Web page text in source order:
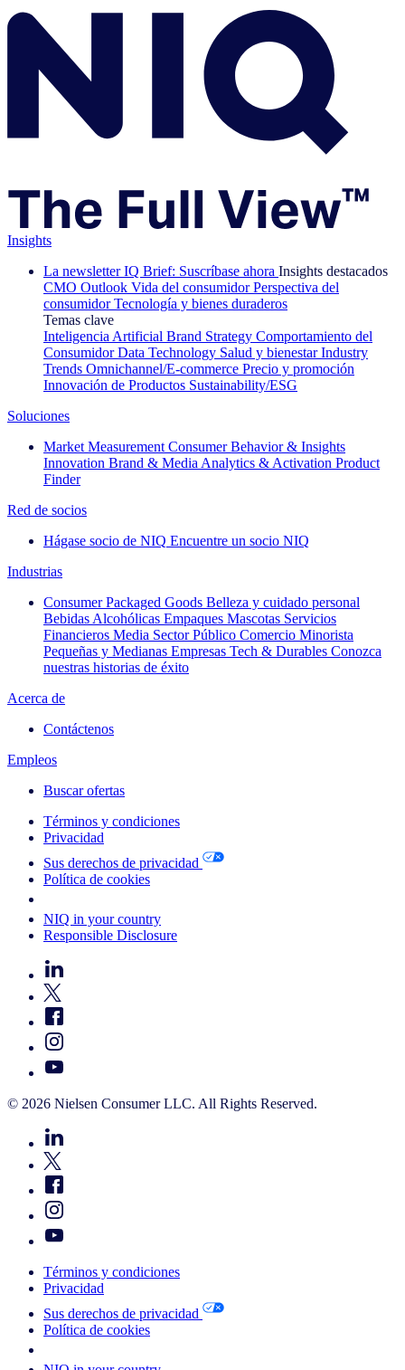
Insights
La newsletter IQ Brief: Suscríbase ahora Insights destacados
CMO Outlook Vida del consumidor Perspectiva del
consumidor Tecnología y bienes duraderos
Temas clave
Inteligencia Artificial Brand Strategy Comportamiento del
Consumidor Data Technology Salud y bienestar Industry
Trends Omnichannel/E-commerce Precio y promoción
Innovación de Productos Sustainability/ESG
Soluciones
Market Measurement Consumer Behavior & Insights
Innovation Brand & Media Analytics & Activation Product
Finder
Red de socios
Hágase socio de NIQ Encuentre un socio NIQ
Industrias
Consumer Packaged Goods Belleza y cuidado personal
Bebidas Alcohólicas Empaques Mascotas Servicios
Financieros Media Sector Público Comercio Minorista
Pequeñas y Medianas Empresas Tech & Durables Conozca
nuestras historias de éxito
Acerca de
Contáctenos
Empleos
Buscar ofertas
Términos y condiciones
Privacidad
Sus derechos de privacidad
Política de cookies
NIQ in your country
Responsible Disclosure
© 2026 Nielsen Consumer LLC. All Rights Reserved.
Términos y condiciones
Privacidad
Sus derechos de privacidad
Política de cookies